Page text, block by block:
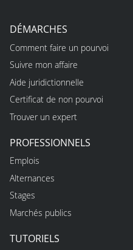
DÉMARCHES
Comment faire un pourvoi
Suivre mon affaire
Aide juridictionnelle
Certificat de non pourvoi
Trouver un expert
PROFESSIONNELS
Emplois
Alternances
Stages
Marchés publics
TUTORIELS